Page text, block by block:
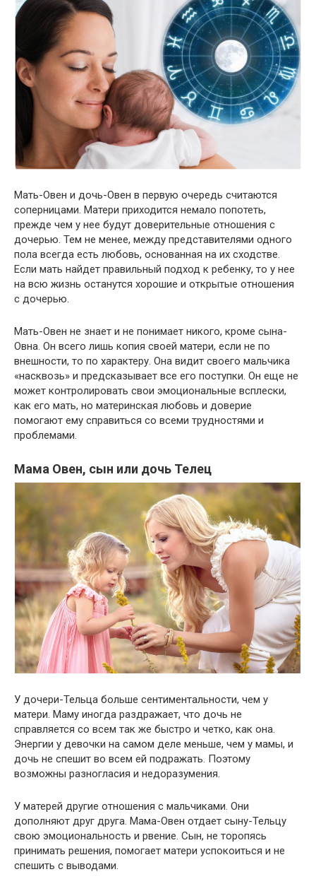
Мать-Овен и дочь-Овен в первую очередь считаются
соперницами. Матери приходится немало попотеть,
прежде чем у нее будут доверительные отношения с
дочерью. Тем не менее, между представителями одного
пола всегда есть любовь, основанная на их сходстве.
Если мать найдет правильный подход к ребенку, то у нее
на всю жизнь останутся хорошие и открытые отношения
с дочерью.
Мать-Овен не знает и не понимает никого, кроме сына-
Овна. Он всего лишь копия своей матери, если не по
внешности, то по характеру. Она видит своего мальчика
«насквозь» и предсказывает все его поступки. Он еще не
может контролировать свои эмоциональные всплески,
как его мать, но материнская любовь и доверие
помогают ему справиться со всеми трудностями и
проблемами.
Мама Овен, сын или дочь Телец
У дочери-Тельца больше сентиментальности, чем у
матери. Маму иногда раздражает, что дочь не
справляется со всем так же быстро и четко, как она.
Энергии у девочки на самом деле меньше, чем у мамы, и
дочь не спешит во всем ей подражать. Поэтому
возможны разногласия и недоразумения.
У матерей другие отношения с мальчиками. Они
дополняют друг друга. Мама-Овен отдает сыну-Тельцу
свою эмоциональность и рвение. Сын, не торопясь
принимать решения, помогает матери успокоиться и не
спешить с выводами.